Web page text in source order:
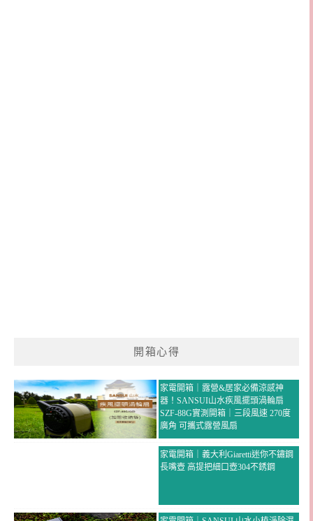
開箱心得
家電開箱｜露營&居家必備涼感神
器！SANSUI山水疾風擺頭渦輪扇
SZF-88G實測開箱｜三段風速 270度
廣角 可攜式露營風扇
家電開箱｜義大利Giaretti迷你不鏽鋼
長嘴壺 高提把細口壺304不銹鋼